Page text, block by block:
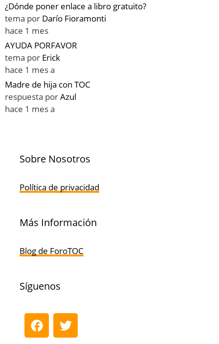
¿Dónde poner enlace a libro gratuito?
tema por Darío Fioramonti
hace 1 mes
AYUDA PORFAVOR
tema por Erick
hace 1 mes a
Madre de hija con TOC
respuesta porAzul
hace 1 mes a
Sobre Nosotros
Política de privacidad
Más Información
Blog de ForoTOC
Síguenos